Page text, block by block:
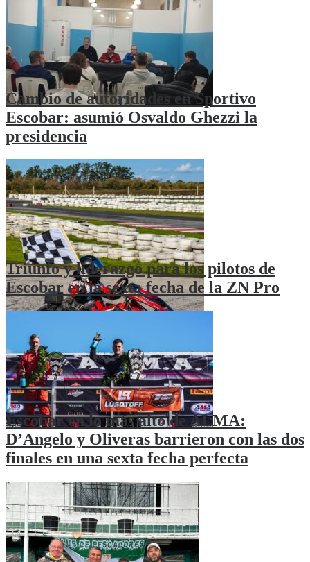
Cambio de autoridades en Sportivo
Escobar: asumió Osvaldo Ghezzi la
presidencia
Triunfo y liderazgo para los pilotos de
Escobar en la sexta fecha de la ZN Pro
Escobar en lo más alto de ALMA:
D’Angelo y Oliveras barrieron con las dos
finales en una sexta fecha perfecta